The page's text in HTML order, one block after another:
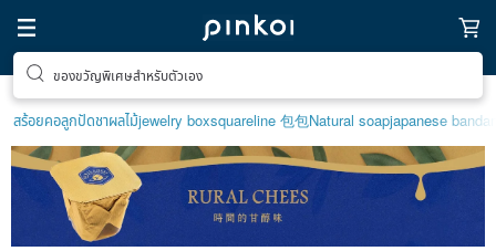
ของขวัญพิเศษสำหรับตัวเอง
สร้อยคอลูกปัดชาผลไม้jewelry boxsquareline 包包Natural soapjapanese